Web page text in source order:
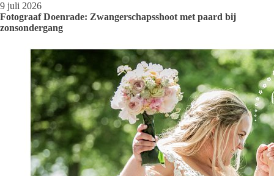
9 juli 2026
Fotograaf Doenrade: Zwangerschapsshoot met paard bij
zonsondergang